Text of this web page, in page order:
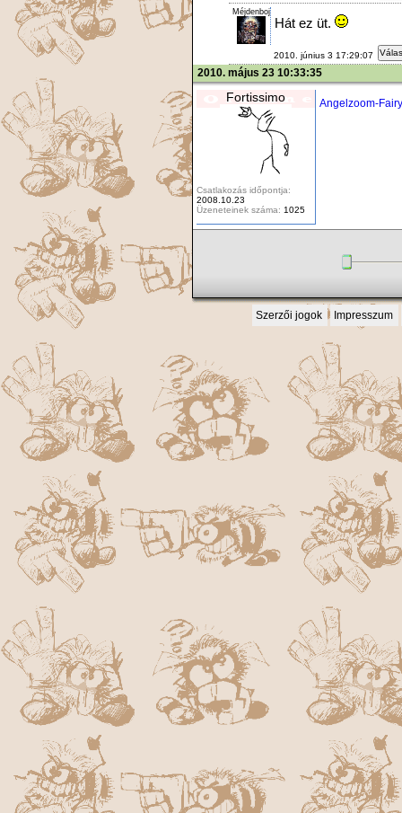
Méjdenboj
Hát ez üt.
2010. június 3 17:29:07
2010. május 23 10:33:35
Fortissimo
Csatlakozás időpontja:
2008.10.23
Üzeneteinek száma: 1025
Angelzoom-
Szerzői jogok Impresszum